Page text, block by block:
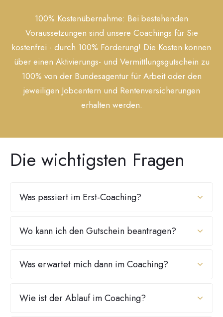
100% Kostenübernahme: Bei bestehenden
Voraussetzungen sind unsere Coachings für Sie
kostenfrei - durch 100% Förderung! Die Kosten können
über einen Aktivierungs- und Vermittlungsgutschein zu
100% von der Bundesagentur für Arbeit oder den
jeweiligen Jobcentern und Rentenversicherungen
erhalten werden.
Die wichtigsten Fragen
Was passiert im Erst-Coaching?
Wo kann ich den Gutschein beantragen?
Was erwartet mich dann im Coaching?
Wie ist der Ablauf im Coaching?